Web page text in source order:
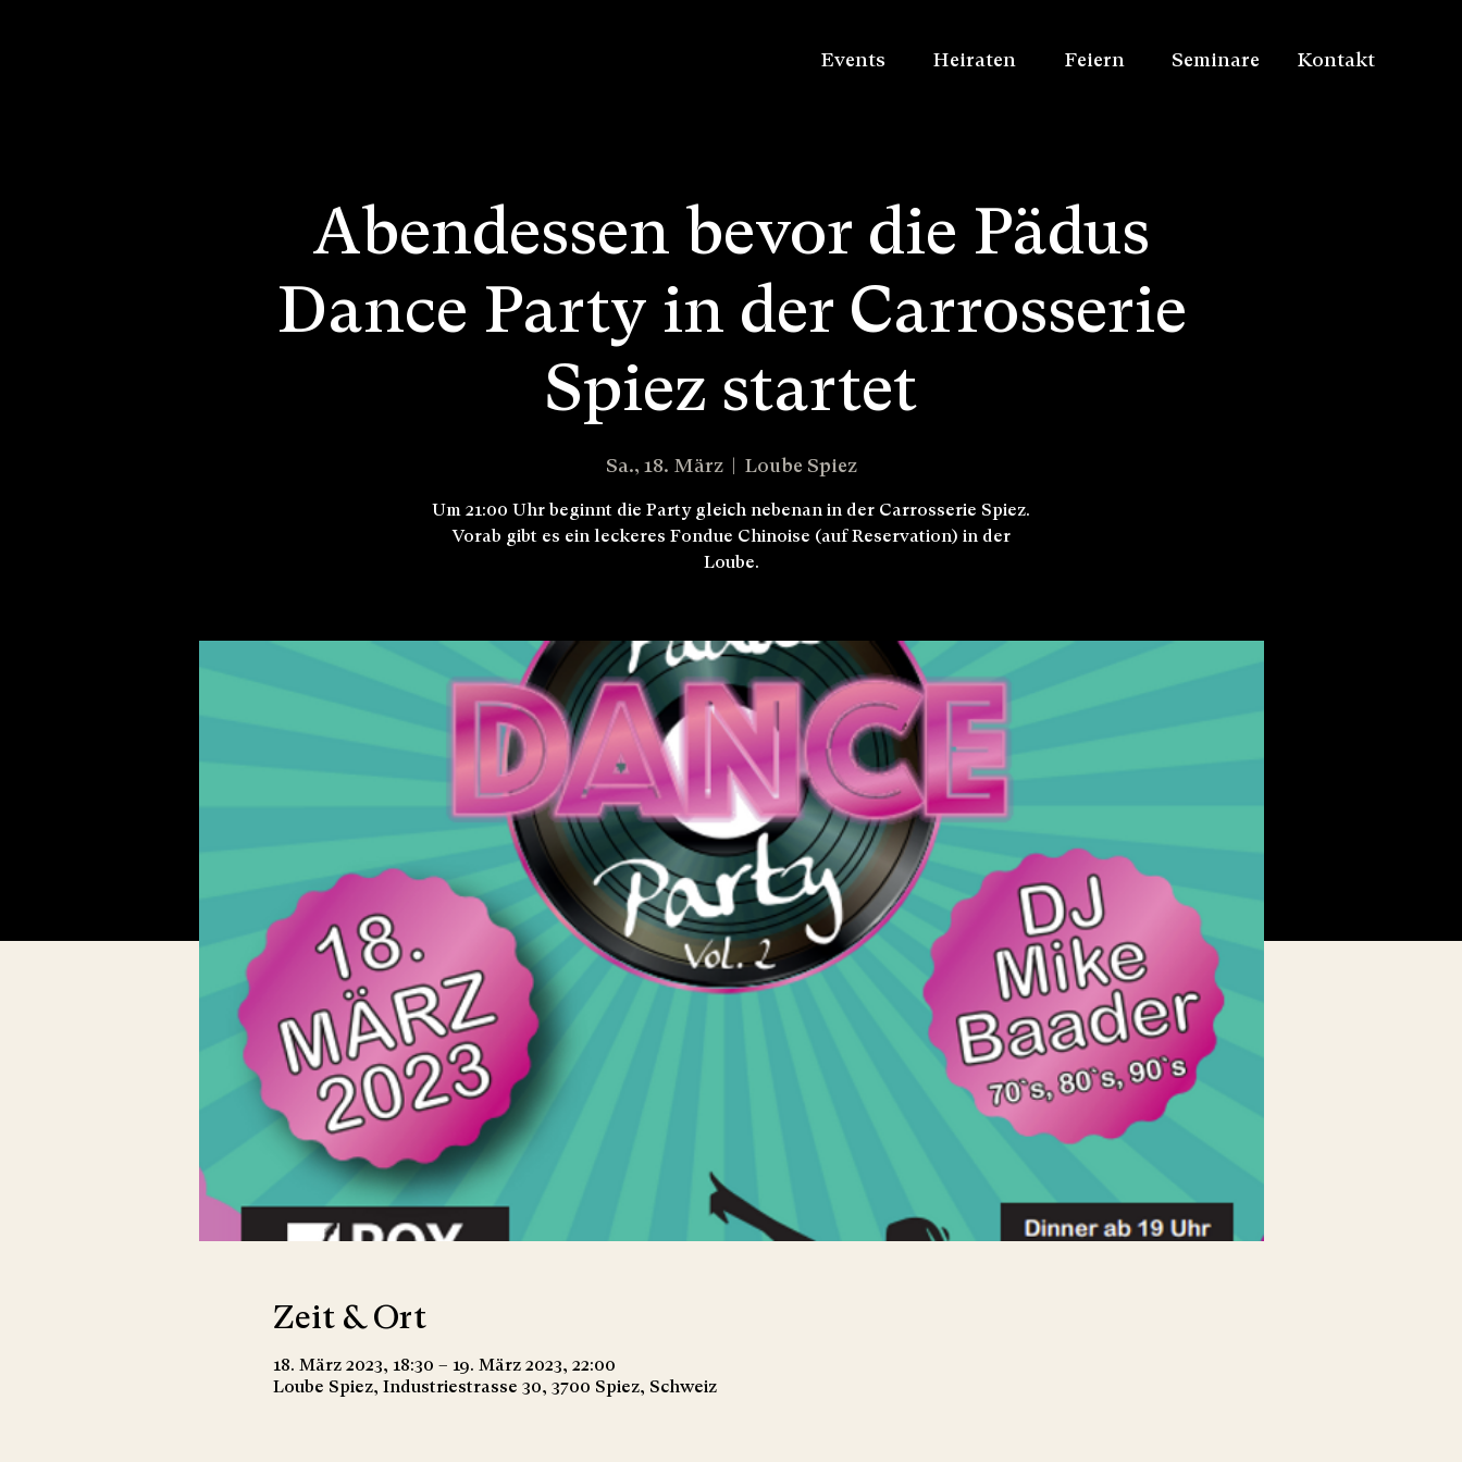
Events Heiraten Feiern Seminare Kontakt
Abendessen bevor die Pädus
Dance Party in der Carrosserie
Spiez startet
Sa., 18. März
  |
Loube Spiez
Um 21:00 Uhr beginnt die Party gleich nebenan in der Carrosserie Spiez.
Vorab gibt es ein leckeres Fondue Chinoise (auf Reservation) in der
Loube.
Zeit & Ort
18. März 2023, 18:30 – 19. März 2023, 22:00
Loube Spiez, Industriestrasse 30, 3700 Spiez, Schweiz